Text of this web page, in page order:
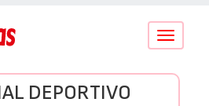
Conmutar
DEPORTIVO